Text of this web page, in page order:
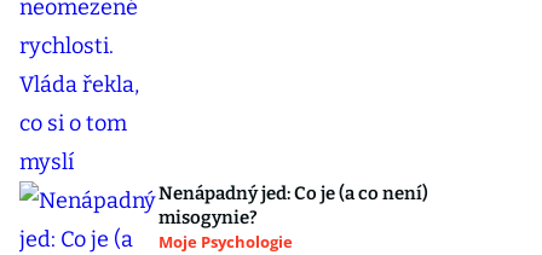
Nenápadný jed: Co je (a co není)
misogynie?
Moje Psychologie